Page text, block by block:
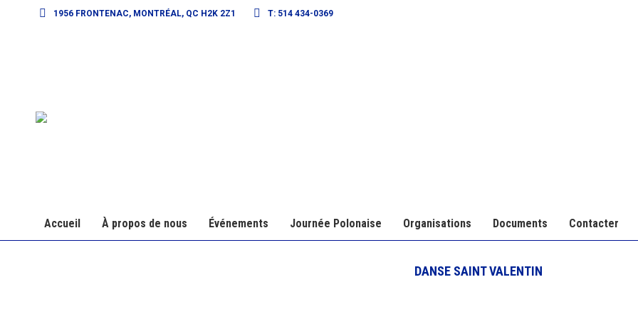
1956 FRONTENAC, MONTRÉAL, QC H2K 2Z1 T: 514 434-0369
Accueil À propos de nous Événements Journée Polonaise Organisations Documents Contacter
DANSE SAINT VALENTIN